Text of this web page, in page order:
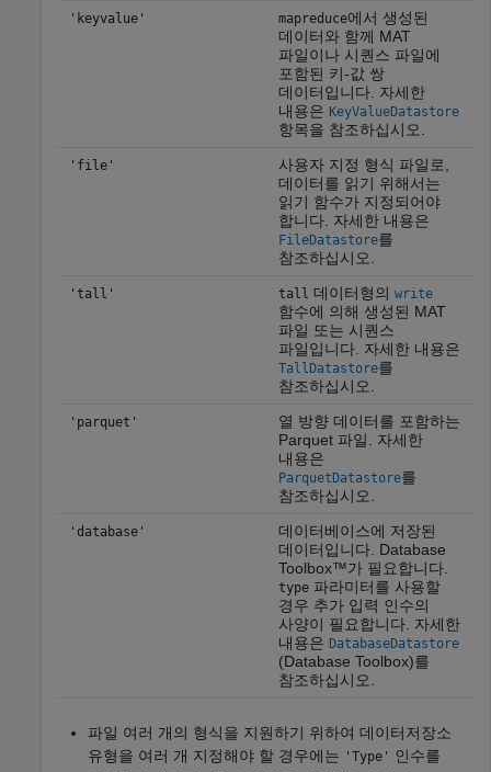
'keyvalue' mapreduce에서 생성된
데이터와 함께 MAT
파일이나 시퀀스 파일에
포함된 키-값 쌍
데이터입니다. 자세한
내용은 KeyValueDatastore
항목을 참조하십시오.
'file'
사용자 지정 형식 파일로,
데이터를 읽기 위해서는
읽기 함수가 지정되어야
합니다. 자세한 내용은
FileDatastore를
참조하십시오.
'tall' tall 데이터형의 write
함수에 의해 생성된 MAT
파일 또는 시퀀스
파일입니다. 자세한 내용은
TallDatastore를
참조하십시오.
'parquet'
열 방향 데이터를 포함하는
Parquet 파일. 자세한
내용은
ParquetDatastore를
참조하십시오.
'database'
데이터베이스에 저장된
데이터입니다. Database
Toolbox™가 필요합니다.
type파라미터를 사용할
경우 추가 입력 인수의
사양이 필요합니다. 자세한
내용은 DatabaseDatastore
(Database Toolbox)를
참조하십시오.
파일 여러 개의 형식을 지원하기 위하여 데이터저장소
유형을 여러 개 지정해야 할 경우에는 'Type' 인수를